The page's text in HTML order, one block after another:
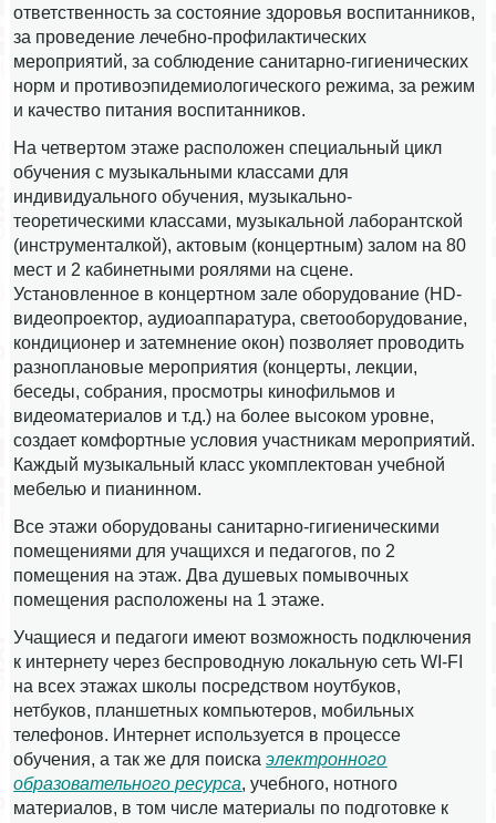
ответственность за состояние здоровья воспитанников,
за проведение лечебно-профилактических
мероприятий, за соблюдение санитарно-гигиенических
норм и противоэпидемиологического режима, за режим
и качество питания воспитанников.
На четвертом этаже расположен специальный цикл
обучения с музыкальными классами для
индивидуального обучения, музыкально-
теоретическими классами, музыкальной лаборантской
(инструменталкой), актовым (концертным) залом на 80
мест и 2 кабинетными роялями на сцене.
Установленное в концертном зале оборудование (HD-
видеопроектор, аудиоаппаратура, светооборудование,
кондиционер и затемнение окон) позволяет проводить
разноплановые мероприятия (концерты, лекции,
беседы, собрания, просмотры кинофильмов и
видеоматериалов и т.д.) на более высоком уровне,
создает комфортные условия участникам мероприятий.
Каждый музыкальный класс укомплектован учебной
мебелью и пианинном.
Все этажи оборудованы санитарно-гигиеническими
помещениями для учащихся и педагогов, по 2
помещения на этаж. Два душевых помывочных
помещения расположены на 1 этаже.
Учащиеся и педагоги имеют возможность подключения
к интернету через беспроводную локальную сеть WI-FI
на всех этажах школы посредством ноутбуков,
нетбуков, планшетных компьютеров, мобильных
телефонов. Интернет используется в процессе
обучения, а так же для поискаэлектронного
образовательного ресурса, учебного, нотного
материалов, в том числе материалы по подготовке к